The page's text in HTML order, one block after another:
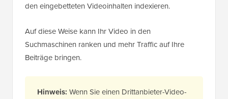
den eingebetteten Videoinhalten indexieren.
Auf diese Weise kann Ihr Video in den
Suchmaschinen ranken und mehr Traffic auf Ihre
Beiträge bringen.
Hinweis: Wenn Sie einen Drittanbieter-Video-